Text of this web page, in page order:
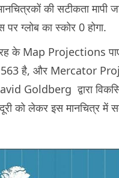
की सटीकता मापी
ग्लोब का स्कोर 0 होगा.
के Map Projections
है, और Mercator
Goldberg द्वारा
को लेकर इस मानचित्र